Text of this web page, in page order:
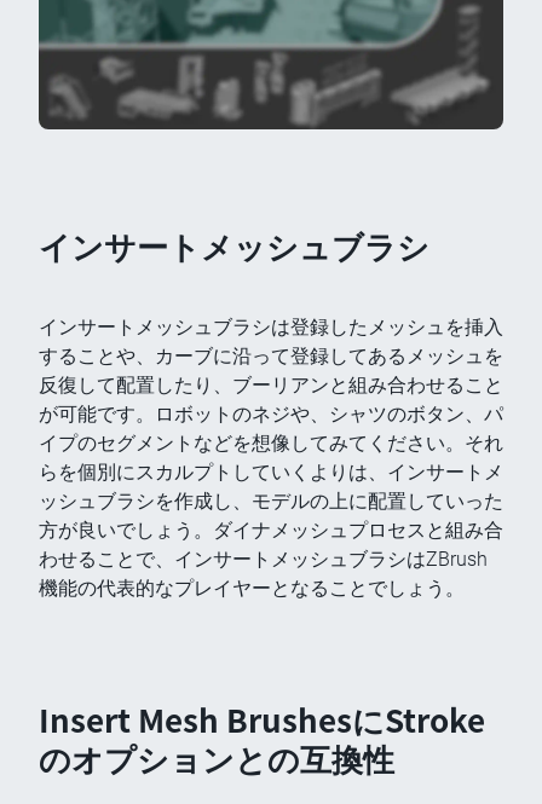
インサートメッシュブラシ
インサートメッシュブラシは登録したメッシュを挿入
することや、カーブに沿って登録してあるメッシュを
反復して配置したり、ブーリアンと組み合わせること
が可能です。ロボットのネジや、シャツのボタン、パ
イプのセグメントなどを想像してみてください。それ
らを個別にスカルプトしていくよりは、インサートメ
ッシュブラシを作成し、モデルの上に配置していった
方が良いでしょう。ダイナメッシュプロセスと組み合
わせることで、インサートメッシュブラシはZBrush
機能の代表的なプレイヤーとなることでしょう。
Insert Mesh BrushesにStroke
のオプションとの互換性